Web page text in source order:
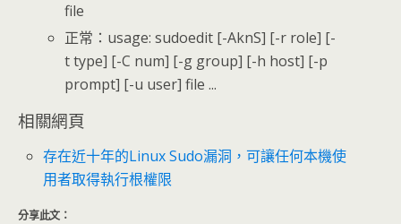
file
正常：usage: sudoedit [-AknS] [-r role] [-
t type] [-C num] [-g group] [-h host] [-p
prompt] [-u user] file ...
相關網頁
存在近十年的Linux Sudo漏洞，可讓任何本機使
用者取得執行根權限
分享此文：